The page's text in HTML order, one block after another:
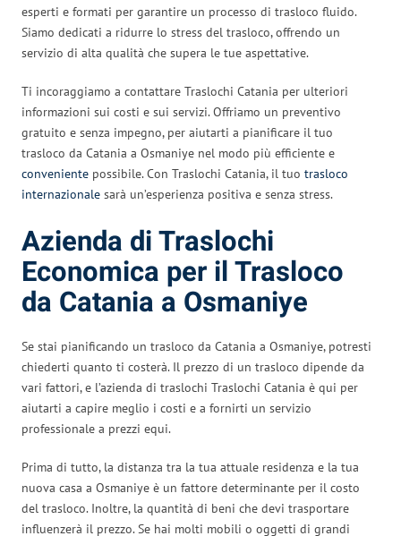
esperti e formati per garantire un processo di trasloco fluido.
Siamo dedicati a ridurre lo stress del trasloco, offrendo un
servizio di alta qualità che supera le tue aspettative.
Ti incoraggiamo a contattare Traslochi Catania per ulteriori
informazioni sui costi e sui servizi. Offriamo un preventivo
gratuito e senza impegno, per aiutarti a pianificare il tuo
trasloco da Catania a Osmaniye nel modo più efficiente e
conveniente possibile. Con Traslochi Catania, il tuo trasloco
internazionale sarà un’esperienza positiva e senza stress.
Azienda di Traslochi
Economica per il Trasloco
da Catania a Osmaniye
Se stai pianificando un trasloco da Catania a Osmaniye, potresti
chiederti quanto ti costerà. Il prezzo di un trasloco dipende da
vari fattori, e l’azienda di traslochi Traslochi Catania è qui per
aiutarti a capire meglio i costi e a fornirti un servizio
professionale a prezzi equi.
Prima di tutto, la distanza tra la tua attuale residenza e la tua
nuova casa a Osmaniye è un fattore determinante per il costo
del trasloco. Inoltre, la quantità di beni che devi trasportare
influenzerà il prezzo. Se hai molti mobili o oggetti di grandi